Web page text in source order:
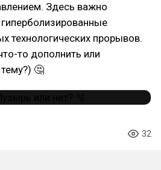
Здесь важно
технологических прорывов.
то дополнить или
🤔
32